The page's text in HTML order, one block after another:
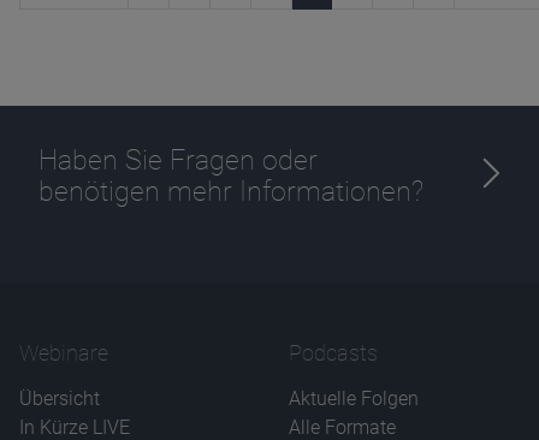
Haben Sie Fragen oder
benötigen mehr Informationen?
Webinare
Übersicht
In Kürze LIVE
Podcasts
Aktuelle Folgen
Alle Formate